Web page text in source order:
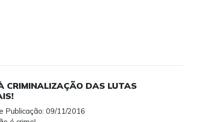
CRIMINALIZAÇÃO DAS LUTAS
Publicação: 09/11/2016